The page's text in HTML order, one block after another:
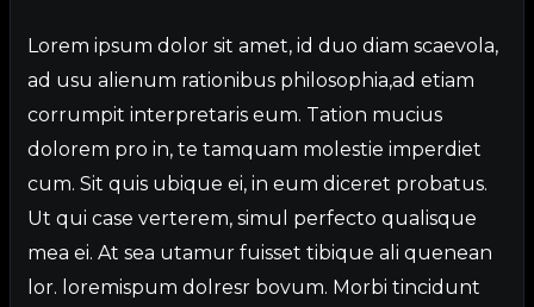
Lorem ipsum dolor sit amet, id duo diam scaevola,
ad usu alienum rationibus philosophia,ad etiam
corrumpit interpretaris eum. Tation mucius
dolorem pro in, te tamquam molestie imperdiet
cum. Sit quis ubique ei, in eum diceret probatus.
Ut qui case verterem, simul perfecto qualisque
mea ei. At sea utamur fuisset tibique ali quenean
lor. loremispum dolresr bovum. Morbi tincidunt